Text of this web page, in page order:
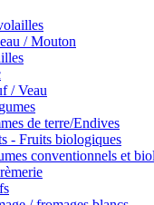
/ Mouton
/ Veau
de terre/Endives
- Fruits biologiques
conventionnels et